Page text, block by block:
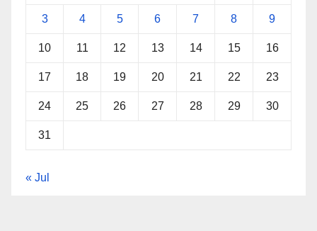
3 4 5 6 7 8 9
10 11 12 13 14 15 16
17 18 19 20 21 22 23
24 25 26 27 28 29 30
31
« Jul